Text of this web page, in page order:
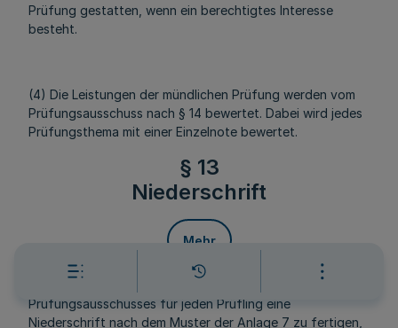
Prüfung gestatten, wenn ein berechtigtes Interesse
besteht.
(4) Die Leistungen der mündlichen Prüfung werden vom
Prüfungsausschuss nach § 14 bewertet. Dabei wird jedes
Prüfungsthema mit einer Einzelnote bewertet.
§ 13
Niederschrift
Mehr
Prüfungsausschusses für jeden Prüfling eine
Niederschrift nach dem Muster der Anlage 7 zu fertigen,